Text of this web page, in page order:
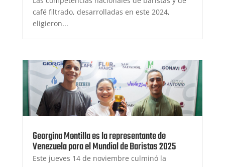
café filtrado, desarrolladas en este 2024,
eligieron...
Georgina Montilla es la representante de
Venezuela para el Mundial de Baristas 2025
Este jueves 14 de noviembre culminó la